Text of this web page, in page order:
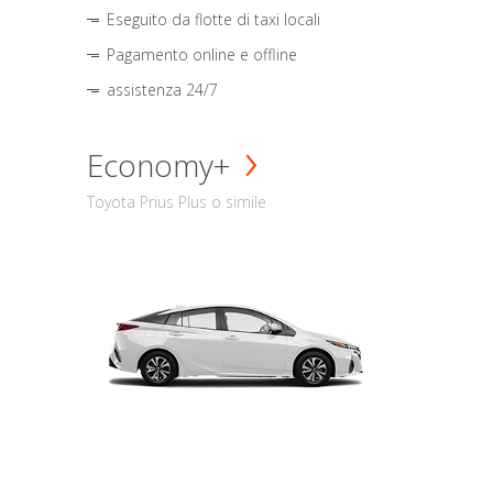
Eseguito da flotte di taxi locali
Pagamento online e offline
assistenza 24/7
Economy+
Toyota Prius Plus o simile